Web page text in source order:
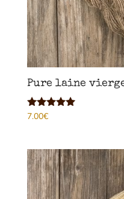
Pure laine
Note
7.00€